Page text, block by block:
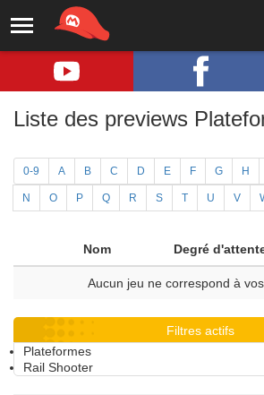
Liste des previews
0-9 A B C D E F G H
N O P Q R S T U V
Nom Degré
Aucun jeu ne correspond à
Filtres actifs
Plateformes
Rail Shooter